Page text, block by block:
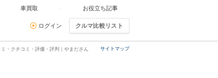
車買取 お役立ち記事
ログイン クルマ比較リスト
サイトマップ
・クチコミ・評価・評判｜やまださん